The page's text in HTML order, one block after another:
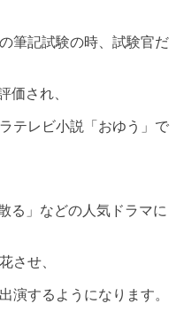
筆記試験の時、試験官だ
価され、
テレビ小説「おゆう」で
る」などの人気ドラマに
させ、
演するようになります。